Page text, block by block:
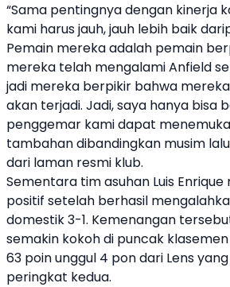
“Sama pentingnya dengan kinerja
kami harus jauh, jauh lebih baik
Pemain mereka adalah pemain
mereka telah mengalami Anfield
jadi mereka berpikir bahwa
akan terjadi. Jadi, saya hanya bisa
penggemar kami dapat
tambahan dibandingkan musim
dari laman resmi klub.
Sementara tim asuhan Luis
positif setelah berhasil
domestik 3-1. Kemenangan
semakin kokoh di puncak
63 poin unggul 4 pon dari Lens
peringkat kedua.